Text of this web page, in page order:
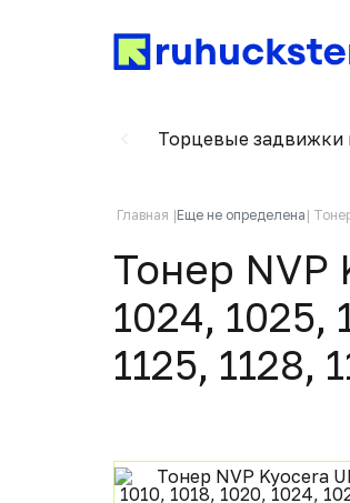
Торцевые задвижки
Главная Еще не определена
Тонер NVP
1024, 1025,
1125, 1128,